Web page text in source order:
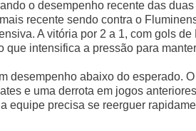
o desempenho recente das
recente sendo contra o
A vitória por 2 a 1, com gols de
intensifica a pressão para
desempenho abaixo do esperado.
e uma derrota em jogos
equipe precisa se reerguer